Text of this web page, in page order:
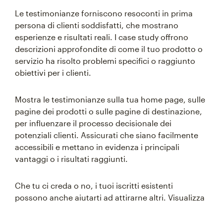
Le testimonianze forniscono resoconti in prima
persona di clienti soddisfatti, che mostrano
esperienze e risultati reali. I case study offrono
descrizioni approfondite di come il tuo prodotto o
servizio ha risolto problemi specifici o raggiunto
obiettivi per i clienti.
Mostra le testimonianze sulla tua home page, sulle
pagine dei prodotti o sulle pagine di destinazione,
per influenzare il processo decisionale dei
potenziali clienti. Assicurati che siano facilmente
accessibili e mettano in evidenza i principali
vantaggi o i risultati raggiunti.
Che tu ci creda o no, i tuoi iscritti esistenti
possono anche aiutarti ad attirarne altri. Visualizza